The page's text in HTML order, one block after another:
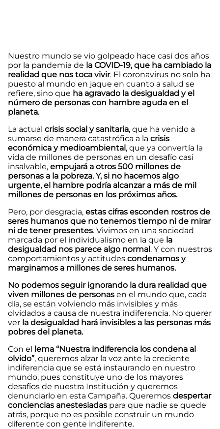
Nuestro mundo se vio golpeado hace casi dos años
por la pandemia de la COVID-19, que ha cambiado la
realidad que nos toca vivir. El coronavirus no solo ha
puesto al mundo en jaque en cuanto a salud se
refiere, sino que ha agravado la desigualdad y el
número de personas con hambre aguda en el
planeta.
La actual crisis social y sanitaria, que ha venido a
sumarse de manera catastrófica a la crisis
económica y medioambiental, que ya convertía la
vida de millones de personas en un desafío casi
insalvable, empujará a otros 500 millones de
personas a la pobreza. Y, si no hacemos algo
urgente, el hambre podría alcanzar a más de mil
millones de personas en los próximos años.
Pero, por desgracia, estas cifras esconden rostros de
seres humanos que no tenemos tiempo ni de mirar
ni de tener presentes. Vivimos en una sociedad
marcada por el individualismo en la que la
desigualdad nos parece algo normal. Y con nuestros
comportamientos y actitudes condenamos y
marginamos a millones de seres humanos.
No podemos seguir ignorando la dura realidad que
viven millones de personas en el mundo que, cada
día, se están volviendo más invisibles y más
olvidados a causa de nuestra indiferencia. No querer
ver la desigualdad hará invisibles a las personas más
pobres del planeta.
Con el lema “Nuestra indiferencia los condena al
olvido”, queremos alzar la voz ante la creciente
indiferencia que se está instaurando en nuestro
mundo, pues constituye uno de los mayores
desafíos de nuestra Institución y queremos
denunciarlo en esta Campaña. Queremos despertar
conciencias anestesiadas para que nadie se quede
atrás, porque no es posible construir un mundo
diferente con gente indiferente.